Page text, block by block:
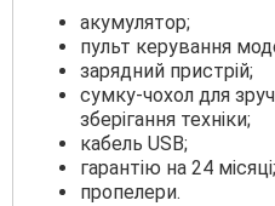
акумулятор;
пульт керування
зарядний пристрій;
сумку-чохол для
зберігання техніки;
кабель USB;
гарантію на 24 місяці;
пропелери.